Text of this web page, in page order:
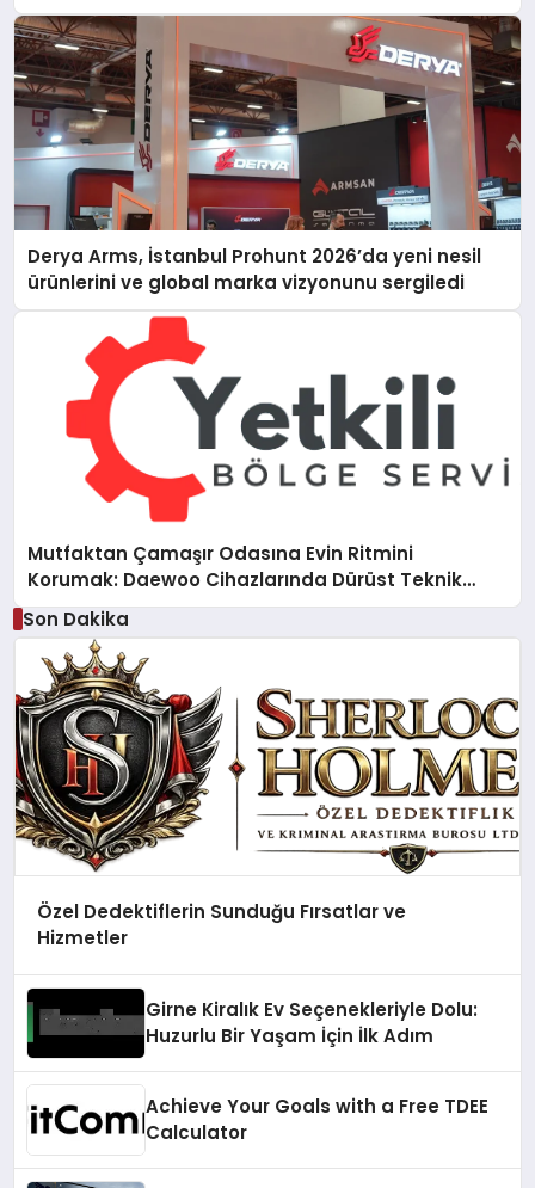
Derya Arms, İstanbul Prohunt 2026’da yeni nesil
ürünlerini ve global marka vizyonunu sergiledi
Mutfaktan Çamaşır Odasına Evin Ritmini
Korumak: Daewoo Cihazlarında Dürüst Teknik
Destek Deneyimi
Son Dakika
Özel Dedektiflerin Sunduğu Fırsatlar ve
Hizmetler
Girne Kiralık Ev Seçenekleriyle Dolu:
Huzurlu Bir Yaşam İçin İlk Adım
Achieve Your Goals with a Free TDEE
Calculator